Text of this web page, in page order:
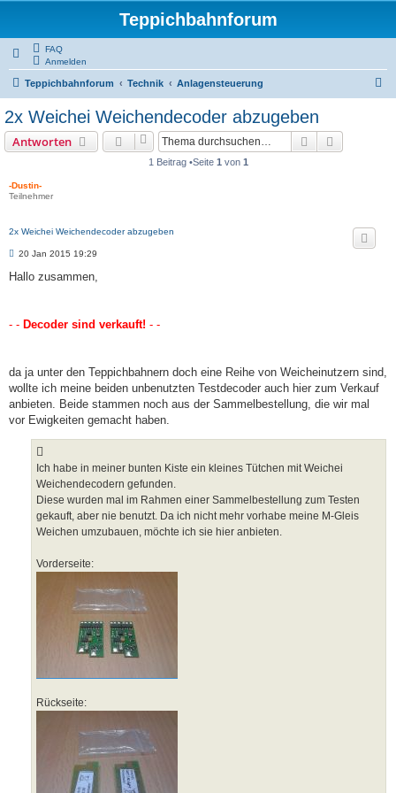
Teppichbahnforum
FAQ
Anmelden
Teppichbahnforum Technik Anlagensteuerung
2x Weichei Weichendecoder abzugeben
Antworten Suche
1 Beitrag •Seite 1 von 1
-Dustin-
Teilnehmer
2x Weichei Weichendecoder abzugeben
B
i
20 Jan 2015 19:29
Hallo zusammen,
- - Decoder sind verkauft! - -
da ja unter den Teppichbahnern doch eine Reihe von Weicheinutzern sind,
wollte ich meine beiden unbenutzten Testdecoder auch hier zum Verkauf
anbieten. Beide stammen noch aus der Sammelbestellung, die wir mal
vor Ewigkeiten gemacht haben.
Ich habe in meiner bunten Kiste ein kleines Tütchen mit Weichei
Weichendecodern gefunden.
Diese wurden mal im Rahmen einer Sammelbestellung zum Testen
gekauft, aber nie benutzt. Da ich nicht mehr vorhabe meine M-Gleis
Weichen umzubauen, möchte ich sie hier anbieten.
Vorderseite:
Rückseite: